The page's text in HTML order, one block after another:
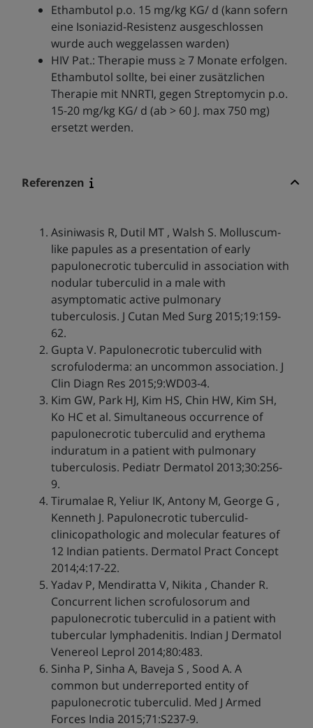
Ethambutol p.o. 15 mg/kg KG/ d (kann sofern
eine Isoniazid-Resistenz ausgeschlossen
wurde auch weggelassen warden)
HIV Pat.: Therapie muss ≥ 7 Monate erfolgen.
Ethambutol sollte, bei einer zusätzlichen
Therapie mit NNRTI, gegen Streptomycin p.o.
15-20 mg/kg KG/ d (ab > 60 J. max 750 mg)
ersetzt werden.
Referenzen
Asiniwasis R, Dutil MT , Walsh S. Molluscum-
like papules as a presentation of early
papulonecrotic tuberculid in association with
nodular tuberculid in a male with
asymptomatic active pulmonary
tuberculosis. J Cutan Med Surg 2015;19:159-
62.
Gupta V. Papulonecrotic tuberculid with
scrofuloderma: an uncommon association. J
Clin Diagn Res 2015;9:WD03-4.
Kim GW, Park HJ, Kim HS, Chin HW, Kim SH,
Ko HC et al. Simultaneous occurrence of
papulonecrotic tuberculid and erythema
induratum in a patient with pulmonary
tuberculosis. Pediatr Dermatol 2013;30:256-
9.
Tirumalae R, Yeliur IK, Antony M, George G ,
Kenneth J. Papulonecrotic tuberculid-
clinicopathologic and molecular features of
12 Indian patients. Dermatol Pract Concept
2014;4:17-22.
Yadav P, Mendiratta V, Nikita , Chander R.
Concurrent lichen scrofulosorum and
papulonecrotic tuberculid in a patient with
tubercular lymphadenitis. Indian J Dermatol
Venereol Leprol 2014;80:483.
Sinha P, Sinha A, Baveja S , Sood A. A
common but underreported entity of
papulonecrotic tuberculid. Med J Armed
Forces India 2015;71:S237-9.